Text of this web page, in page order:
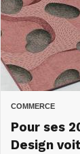
COMMERCE
Pour ses
Design